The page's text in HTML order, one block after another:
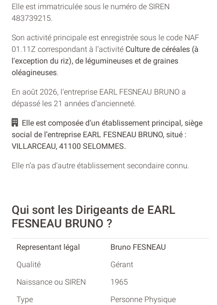
Elle est immatriculée sous le numéro de SIREN
483739215.
Son activité principale est enregistrée sous le code NAF
01.11Z correspondant à l’activité Culture de céréales (à
l'exception du riz), de légumineuses et de graines
oléagineuses
En août 2026, l'entreprise EARL FESNEAU BRUNO a
dépassé les 21 années d’ancienneté.
Elle est composée d’un établissement principal, siège
social de l’entreprise EARL FESNEAU BRUNO, situé :
VILLARCEAU, 41100 SELOMMES.
Elle n’a pas d’autre établissement secondaire connu.
Qui sont les Dirigeants de EARL
FESNEAU BRUNO ?
Bruno FESNEAU
Gérant
1965
Personne Physique